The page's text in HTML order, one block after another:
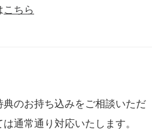
こちら
のお持ち込みをご相談いただ
通常通り対応いたします。